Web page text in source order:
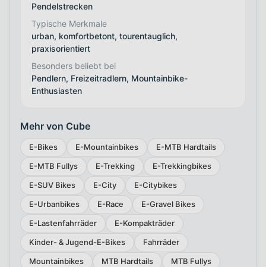
Pendelstrecken
Typische Merkmale
urban, komfortbetont, tourentauglich,
praxisorientiert
Besonders beliebt bei
Pendlern, Freizeitradlern, Mountainbike-
Enthusiasten
Mehr von Cube
E-Bikes E-Mountainbikes
E-MTB Hardtails
E-MTB Fullys
E-Trekking
E-Trekkingbikes
E-SUV Bikes
E-City
E-Citybikes
E-Urbanbikes
E-Race
E-Gravel Bikes
E-Lastenfahrräder
E-Kompakträder
Kinder- & Jugend-E-Bikes
Fahrräder
Mountainbikes
MTB Hardtails
MTB Fullys